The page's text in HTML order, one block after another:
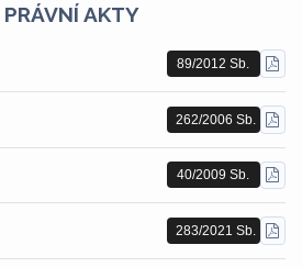
AKTY
89/2012 Sb.
PDF
262/2006 Sb.
PDF
40/2009 Sb.
PDF
283/2021 Sb.
PDF